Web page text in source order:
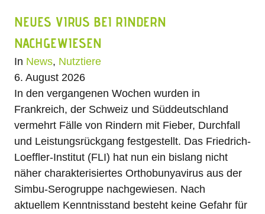
NEUES VIRUS BEI RINDERN
NACHGEWIESEN
In News, Nutztiere
6. August 2026
In den vergangenen Wochen wurden in
Frankreich, der Schweiz und Süddeutschland
vermehrt Fälle von Rindern mit Fieber, Durchfall
und Leistungsrückgang festgestellt. Das Friedrich-
Loeffler-Institut (FLI) hat nun ein bislang nicht
näher charakterisiertes Orthobunyavirus aus der
Simbu-Serogruppe nachgewiesen. Nach
aktuellem Kenntnisstand besteht keine Gefahr für